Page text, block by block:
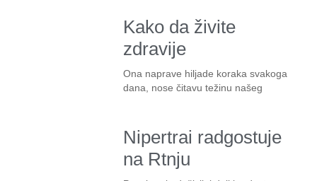
Kako da živite
zdravije
Ona naprave hiljade koraka svakoga
dana, nose čitavu težinu našeg
Nipertrai radgostuje
na Rtnju